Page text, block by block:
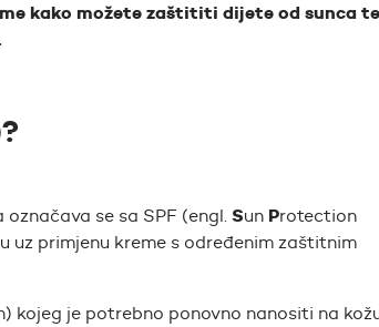
kako možete zaštititi dijete od sunca te
se sa SPF (engl. Sun Protection
uz primjenu kreme s određenim zaštitnim
kojeg je potrebno ponovno nanositi na